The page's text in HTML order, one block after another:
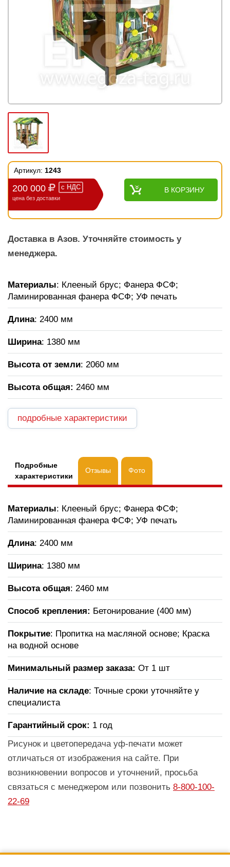
Артикул: 1243
200 000 с НДС
цена без доставки
В КОРЗИНУ
Доставка в Азов. Уточняйте стоимость у
менеджера.
Материалы: Клееный брус; Фанера ФСФ;
Ламинированная фанера ФСФ; УФ печать
Длина: 2400 мм
Ширина: 1380 мм
Высота от земли: 2060 мм
Высота общая: 2460 мм
подробные характеристики
Подробные
характеристики
Отзывы Фото
Материалы: Клееный брус; Фанера ФСФ;
Ламинированная фанера ФСФ; УФ печать
Длина: 2400 мм
Ширина: 1380 мм
Высота общая: 2460 мм
Способ крепления: Бетонирование (400 мм)
Покрытие: Пропитка на масляной основе; Краска
на водной основе
Минимальный размер заказа: От 1 шт
Наличие на складе: Точные сроки уточняйте у
специалиста
Гарантийный срок: 1 год
Рисунок и цветопередача уф-печати может
отличаться от изображения на сайте. При
возникновении вопросов и уточнений, просьба
связаться с менеджером или позвонить 8-800-100-
22-69